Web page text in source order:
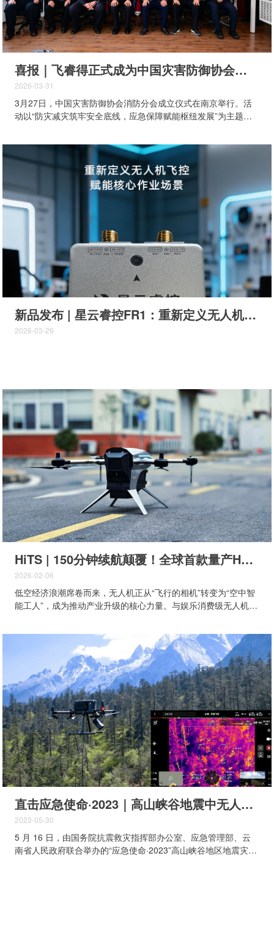
喜报｜飞睿得正式成为中国灾害防御协会消防分会首批会员单位
2026-03-31
3月27日，中国灾害防御协会消防分会成立仪式在南京举行。活
动以“防灾减灾筑牢安全底线，应急保障赋能枢纽发展”为主题，
水平提升与产业协同发展。 中国灾害防御协会会长、应急管理部
原副部长郑国光，中国灾害防御协会消防分会理事长周详、副理
事长李立志等出席并为新会员颁发会员证。飞睿得凭借在消防应
急领域的技术积累与实践成效，正式成为中国灾害防御协会会员
单位。 关于中国灾害防御协会 中国灾害防御协会成立于1987
年，是全国性、专业性、公益性国家一级社团组织，也是全国唯
一的综合性防灾减灾救灾社会组织。协会汇聚了全国防灾减灾、
消防应急、安全防控领域顶尖专家与优质资源，致力于构建全链
条、全方位、全覆盖的防灾减灾体系。 作为消防分会设立伊始
遴选的首批会员单位，标志着飞睿得在防灾减灾救灾领域迈出坚
实的一步，是行业对我司的高度认可，同时也赋予了一份沉甸甸
的责任与使命。 作为全域全链路氢动力解决方案制造商，飞睿得
长期深耕低空与氢能领域，现已构建集研发、生产...
新品发布 | 星云睿控FR1：重新定义无人机飞控，赋能核心作业场景
2026-03-26
HiTS | 150分钟续航颠覆！全球首款量产H15氢能AI工业无人机破局而来
2026-02-06
低空经济浪潮席卷而来，无人机正从“飞行的相机”转变为“空中智
能工人”，成为推动产业升级的核心力量。与娱乐消费级无人机不
键抓手。 然而，在千亿级市场的广阔前景下，工业无人机仍面临
瓶颈。目前大多数产品依赖锂电池，其局限显而易见： ❎ 续航
短暂：工业巡检仅50分钟，载重飞行短至10分钟 ❎ 温度局限：
工作范围仅-20℃~50℃，极寒、高海拔地区直接“罢工” ❎ 覆盖
有限：飞行半径仅5公里，难以支撑大范围任务作业任务 ❎ 补能
繁琐：N多电池循环，效率低、成本高 与此同时，氢能无人机
被视为破局方向，但市面上多数产品仍处于探索期，存在明显短
板：锂电改装机，缺乏一体化设计，工艺与可靠性不足；处于小
批量生产，多为试验机；AI能力缺乏等等，这些痛点使得氢能无
人机迟迟难以实现真正的规模化落地。 瓶颈所在，正是突破所
向。 △ H15 AI...
直击应急使命·2023｜高山峡谷地震中无人机的应用
2023-05-30
5 月 16 日，由国务院抗震救灾指挥部办公室、应急管理部、云
南省人民政府联合举办的“应急使命·2023”高山峡谷地区地震灾害